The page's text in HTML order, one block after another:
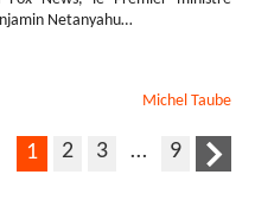
Netanyahu…
Michel Taube
1 2 3 … 9